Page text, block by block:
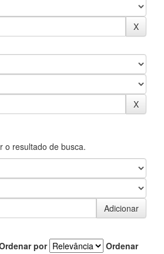
o resultado de busca.
por
Ordenar